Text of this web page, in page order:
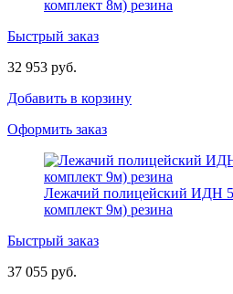
комплект 8м) резина
Быстрый заказ
32 953 руб.
Добавить в корзину
Оформить заказ
Лежачий полицейский ИДН
комплект 9м) резина
Быстрый заказ
37 055 руб.